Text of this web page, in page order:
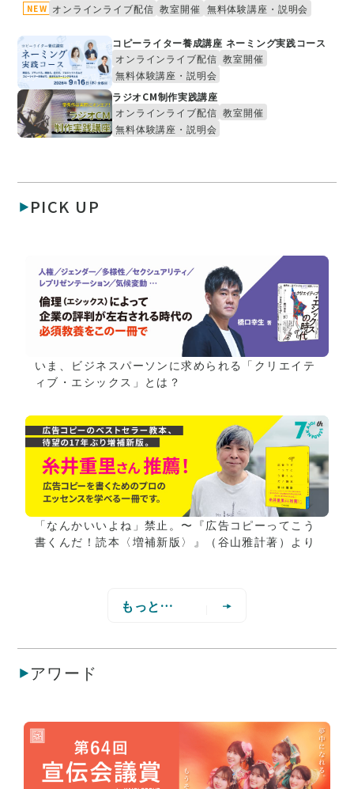
NEW オンラインライブ配信 教室開催 無料体験講座・説明会
コピーライター養成講座 ネーミング実践コース
オンラインライブ配信 教室開催
無料体験講座・説明会
ラジオCM制作実践講座
オンラインライブ配信 教室開催
無料体験講座・説明会
PICK UP
いま、ビジネスパーソンに求められる「クリエイテ
ィブ・エシックス」とは？
「なんかいいよね」禁止。〜『広告コピーってこう
書くんだ！読本〈増補新版〉』（谷山雅計著）より
もっと見る
アワード